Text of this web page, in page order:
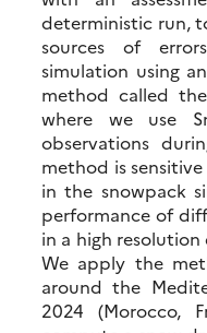
deterministic run,
sources of
simulation using
method called the
where we use
observations
method is
in the snowpack
performance of
in a high
We apply the
around the
2024 (Morocco,